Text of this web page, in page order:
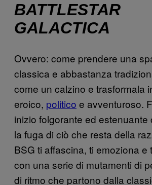
BATTLESTAR
GALACTICA
Ovvero: come prendere una
classica e abbastanza
come un calzino e trasformala
eroico, politico e avventuroso.
inizio folgorante ed estenuante
la fuga di ciò che resta della
BSG ti affascina, ti emoziona e
con una serie di mutamenti di
di ritmo che partono dalla